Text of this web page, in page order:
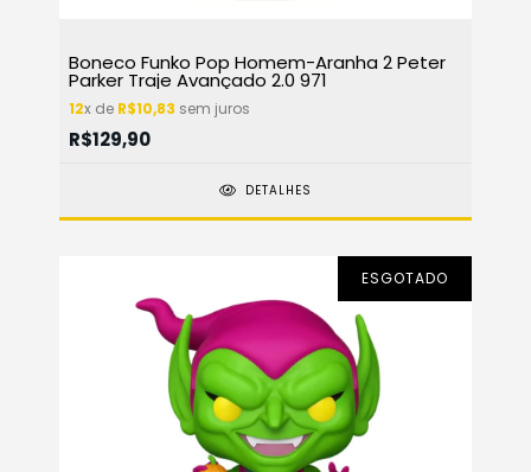
Boneco Funko Pop Homem-Aranha 2 Peter
Parker Traje Avançado 2.0 971
12x de R$10,83 sem juros
R$129,90
DETALHES
ESGOTADO